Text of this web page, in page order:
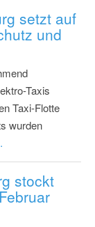
setzt auf
und
Taxis
Taxi-Flotte
wurden
stockt